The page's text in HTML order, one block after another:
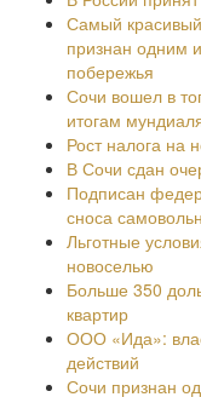
Самый
признан одним
побережья
Сочи вошел в
итогам
Рост налога на
В Сочи сдан
Подписан
сноса
Льготные
новоселью
Больше 350
квартир
ООО «Ида»:
действий
Сочи признан